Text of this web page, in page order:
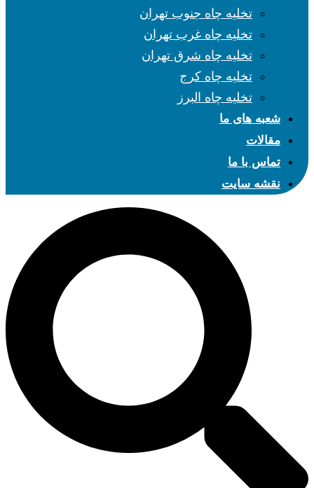
تخلیه چاه جنوب تهران
تخلیه چاه غرب تهران
تخلیه چاه شرق تهران
تخلیه چاه کرج
تخلیه چاه البرز
شعبه های ما
مقالات
تماس با ما
نقشه سایت